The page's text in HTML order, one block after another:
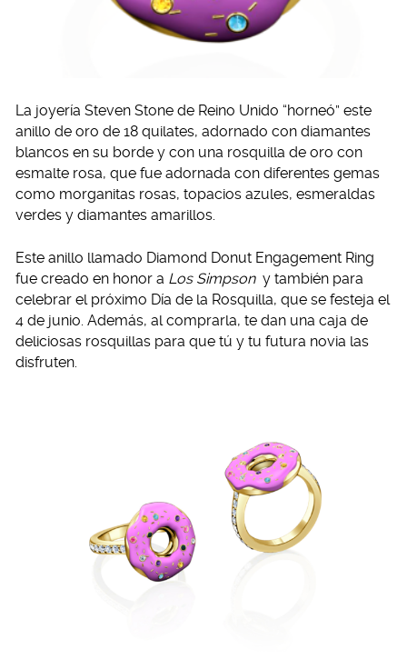
La joyería Steven Stone de Reino Unido “horneó” este
anillo de oro de 18 quilates, adornado con diamantes
blancos en su borde y con una rosquilla de oro con
esmalte rosa, que fue adornada con diferentes gemas
como morganitas rosas, topacios azules, esmeraldas
verdes y diamantes amarillos.
Este anillo llamado Diamond Donut Engagement Ring
fue creado en honor a Los Simpson y también para
celebrar el próximo Día de la Rosquilla, que se festeja el
4 de junio. Además, al comprarla, te dan una caja de
deliciosas rosquillas para que tú y tu futura novia las
disfruten.